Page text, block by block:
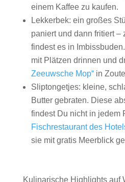
einem Kaffee zu kaufen.
Lekkerbek: ein großes
paniert und dann fritiert –
findest es in
mit Plätzen drinnen und
Zeeuwsche Mop“in
Sliptongetjes: kleine,
Butter gebraten. Diese
findest Du nicht in jedem
Fischrestaurant des
sie mit gratis Meerblick
Kulinarische Highlights auf